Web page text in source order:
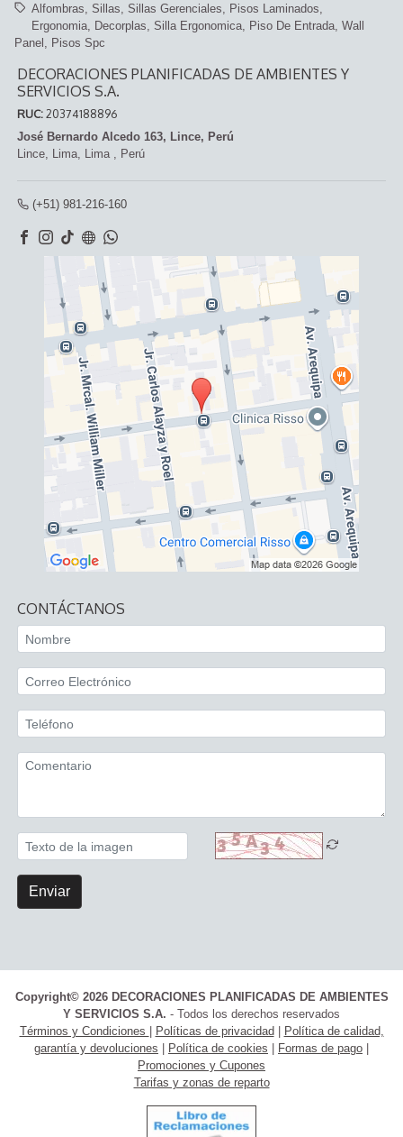
Alfombras
Sillas Sillas Gerenciales
Pisos Laminados
Ergonomia
Decorplas Silla Ergonomica Piso De Entrada Wall
Panel
Pisos Spc
DECORACIONES PLANIFICADAS DE AMBIENTES Y
SERVICIOS S.A.
RUC:20374188896
José Bernardo Alcedo 163, Lince, Perú
Lince, Lima, Lima , Perú
(+51) 981-216-160
CONTÁCTANOS
Enviar
Copyright© 2026 DECORACIONES PLANIFICADAS DE AMBIENTES
Y SERVICIOS S.A. - Todos los derechos reservados
Términos y Condiciones
Políticas de privacidad
Política de calidad,
garantía y devoluciones
Política de cookies Formas de pago
Promociones y Cupones
Tarifas y zonas de reparto